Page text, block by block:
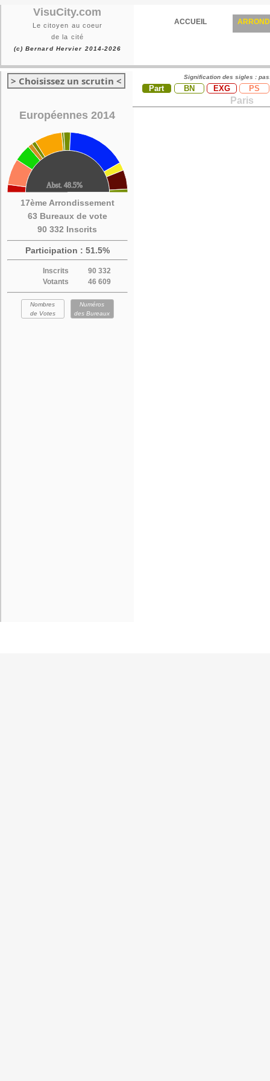
VisuCity.com
Le citoyen au coeur
de la cité
(c) Bernard Hervier 2014-2026
ACCUEIL
> Choisissez un scrutin <
Européennes 2014
17ème Arrondissement
63 Bureaux de vote
90 332 Inscrits
Participation : 51.5%
Inscrits
90 332
Votants
46 609
Nombres
de Votes
Numéros
des Bureaux
Signification des sigles :
Part BN EXG PS
Paris